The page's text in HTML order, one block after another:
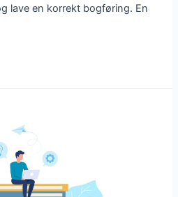
lave en korrekt bogføring. En